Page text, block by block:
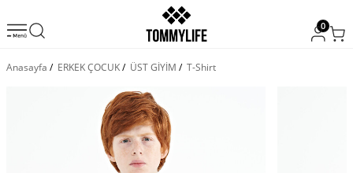
0
Anasayfa / ERKEK ÇOCUK/ ÜST GİYİM / T-Shirt